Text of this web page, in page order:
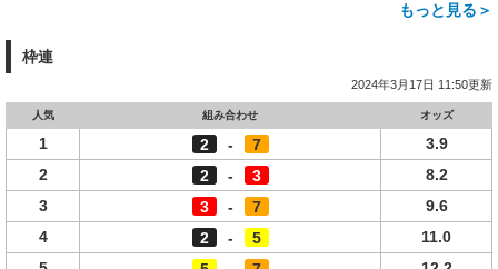
もっと見る＞
枠連
2024年3月17日 11:50更新
人気 組み合わせ オッズ
1 2 - 7
3.9
2
2 - 3
8.2
3
3 - 7
9.6
4
2 - 5
11.0